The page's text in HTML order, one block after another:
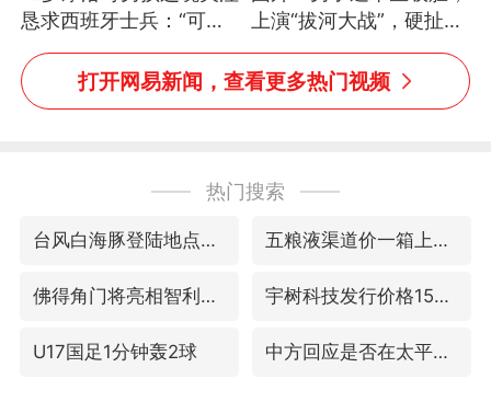
恳求西班牙士兵：“可不
可以不要把我遣返回国”
上演“拔河大战”，硬扯加
铁棒敲打方才挣脱
打开网易新闻，查看更多热门视频
热门搜索
台风白海豚登陆地点更新 五粮液渠道价一箱上涨近百元
佛得角门将亮相智利俱乐部主场 宇树科技发行价格150.80元/股
U17国足1分钟轰2球 中方回应是否在太平洋海底开采稀土